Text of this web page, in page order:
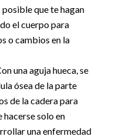
posible que te hagan
el cuerpo para
o cambios en la
una aguja hueca, se
ósea de la parte
de la cadera para
hacerse solo en
una enfermedad